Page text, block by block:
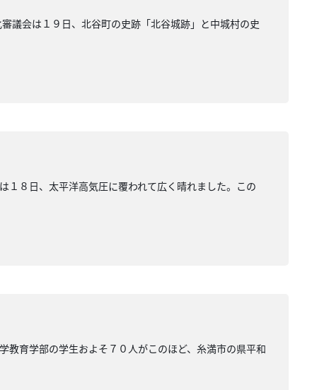
議会は１９日、北谷町の史跡「北谷城跡」と中城村の史
１８日、太平洋高気圧に覆われて広く晴れました。この
育学部の学生およそ７０人がこのほど、糸満市の県平和